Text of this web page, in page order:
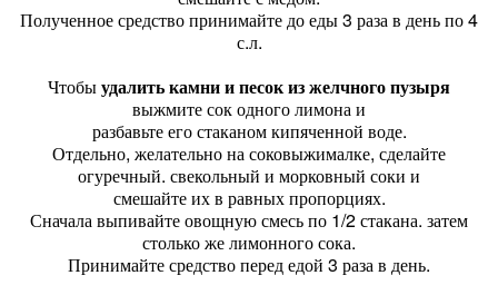
Полученное средство принимайте до еды 3 раза в день по 4
с.л.
Чтобыудалить камни и песок из желчного пузыря
выжмите сок одного лимона и
разбавьте его стаканом кипяченной воде.
Отдельно, желательно на соковыжималке, сделайте
огуречный. свекольный и морковный соки и
смешайте их в равных пропорциях.
Сначала выпивайте овощную смесь по 1/2 стакана. затем
столько же лимонного сока.
Принимайте средство перед едой 3 раза в день.